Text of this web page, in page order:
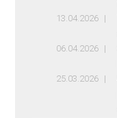
13.04.2026
06.04.2026
25.03.2026